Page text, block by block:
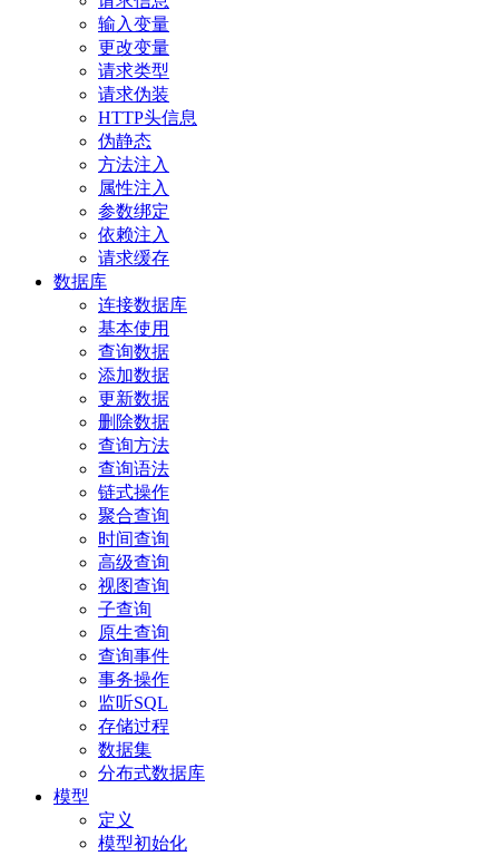
输入变量
更改变量
请求类型
请求伪装
HTTP头信息
伪静态
方法注入
属性注入
参数绑定
依赖注入
请求缓存
数据库
连接数据库
基本使用
查询数据
添加数据
更新数据
删除数据
查询方法
查询语法
链式操作
聚合查询
时间查询
高级查询
视图查询
子查询
原生查询
查询事件
事务操作
监听SQL
存储过程
数据集
分布式数据库
模型
定义
模型初始化